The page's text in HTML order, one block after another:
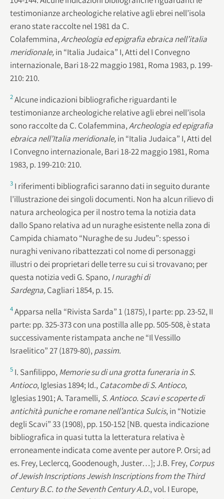
testimonianze archeologiche relative agli ebrei nell’isola
erano state raccolte nel 1981 da C.
Colafemmina,Archeologia ed epigrafia ebraica nell’italia
meridionale,in “Italia Judaica” I, Atti del I Convegno
internazionale, Bari 18-22 maggio 1981, Roma 1983, p. 199-
210: 210.
2Alcune indicazioni bibliografiche riguardanti le
testimonianze archeologiche relative agli ebrei nell’isola
sono raccolte da C. Colafemmina,Archeologia ed epigrafia
ebraica nell’Italia meridionale,in “Italia Judaica” I, Atti del
I Convegno internazionale, Bari 18-22 maggio 1981, Roma
1983, p. 199-210: 210.
3 I riferimenti bibliografici saranno dati in seguito durante
l’illustrazione dei singoli documenti. Non ha alcun rilievo di
natura archeologica per il nostro tema la notizia data
dallo Spano relativa ad un nuraghe esistente nella zona di
Campida chiamato “Nuraghe de su Judeu”: spesso i
nuraghi venivano ribattezzati col nome di personaggi
illustri o dei proprietari delle terre su cui si trovavano; per
questa notizia vedi G. Spano,I nuraghi di
Sardegna,Cagliari 1854, p. 15.
4Apparsa nella “Rivista Sarda” 1 (1875), I parte: pp. 23-52, II
parte: pp. 325-373 con una postilla alle pp. 505-508, è stata
successivamente ristampata anche ne “Il Vessillo
Israelitico” 27 (1879-80),passim.
5 I. Sanfilippo,Memorie su di una grotta funeraria in S.
Antioco, Iglesias 1894; Id., Catacombe di S. Antioco,
Iglesias 1901; A. Taramelli,S. Antioco. Scavi e scoperte di
antichità puniche e romane nell’antica Sulcis, in “Notizie
degli Scavi” 33 (1908), pp. 150-152 [NB. questa indicazione
bibliografica in quasi tutta la letteratura relativa è
erroneamente indicata come avente per autore P. Orsi; ad
es. Frey, Leclercq, Goodenough, Juster…]; J.B. Frey, Corpus
of Jewish Inscriptions Jewish Inscriptions from the Third
Century B.C. to the Seventh Century A.D., vol. I Europe,